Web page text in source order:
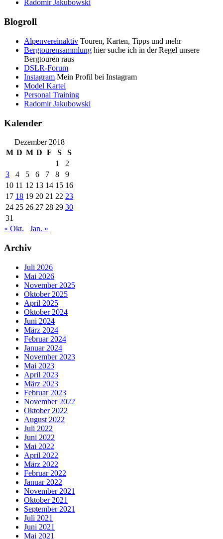
Radomir Jakubowski
Blogroll
Alpenvereinaktiv Touren, Karten, Tipps und mehr
Bergtourensammlung hier suche ich in der Regel unsere
Bergtouren raus
DSLR-Forum
Instagram Mein Profil bei Instagram
Model Kartei
Personal Training
Radomir Jakubowski
Kalender
Dezember 2018
M D M D F S
S
1
2
3
4 5 6 7 8
9
10 11 12 13 14 15 16
17 18 19 20 21 22 23
24 25 26 27 28 29 30
31
« Okt.
Jan. »
Archiv
Juli 2026
Mai 2026
November 2025
Oktober 2025
April 2025
Oktober 2024
Juni 2024
März 2024
Februar 2024
Januar 2024
November 2023
Mai 2023
April 2023
März 2023
Februar 2023
November 2022
Oktober 2022
August 2022
Juli 2022
Juni 2022
Mai 2022
April 2022
März 2022
Februar 2022
Januar 2022
November 2021
Oktober 2021
September 2021
Juli 2021
Juni 2021
Mai 2021